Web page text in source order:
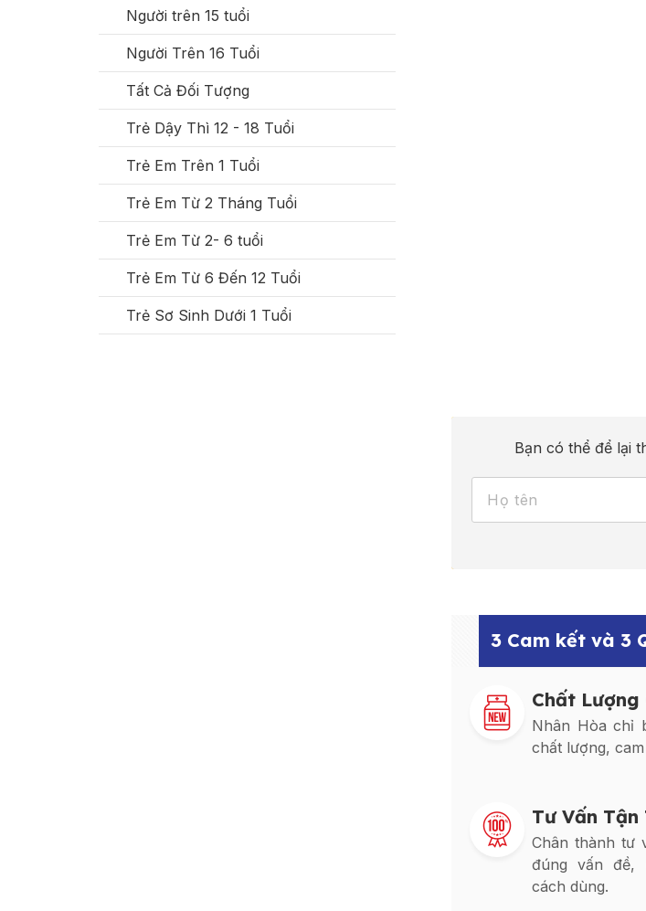
Người trên 15 tuổi
Người Trên 16 Tuổi
Tất Cả Đối Tượng
Trẻ Dậy Thì 12 - 18 Tuổi
Trẻ Em Trên 1 Tuổi
Trẻ Em Từ 2 Tháng Tuổi
Trẻ Em Từ 2- 6 tuổi
Trẻ Em Từ 6 Đến 12 Tuổi
Trẻ Sơ Sinh Dưới 1 Tuổi
Bạn có thể để lại
3 Cam kết và 3
Chất Lượng
Nhân Hòa chỉ
chất lượng,
Tư Vấn Tận
Chân thành tư
đúng vấn đề,
cách dùng.